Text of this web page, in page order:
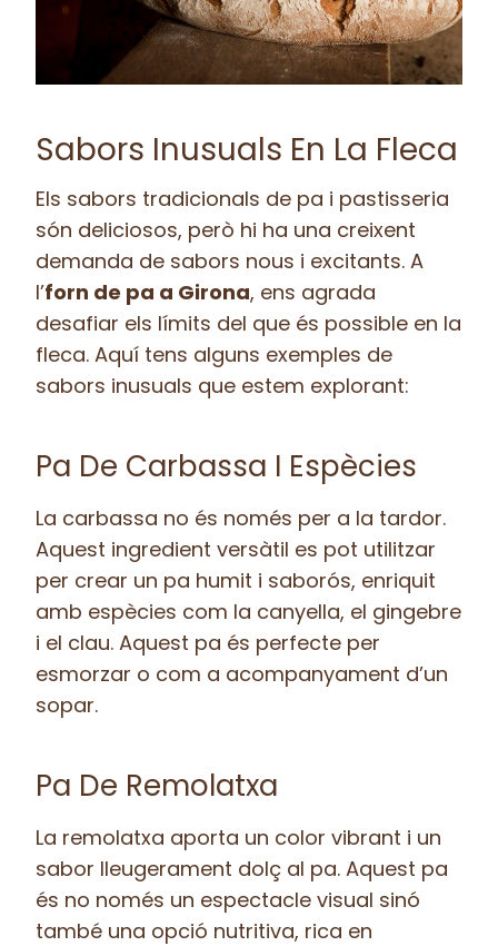
Sabors Inusuals En La Fleca
Els sabors tradicionals de pa i pastisseria
són deliciosos, però hi ha una creixent
demanda de sabors nous i excitants. A
l’forn de pa a Girona, ens agrada
desafiar els límits del que és possible en la
fleca. Aquí tens alguns exemples de
sabors inusuals que estem explorant:
Pa De Carbassa I Espècies
La carbassa no és només per a la tardor.
Aquest ingredient versàtil es pot utilitzar
per crear un pa humit i saborós, enriquit
amb espècies com la canyella, el gingebre
i el clau. Aquest pa és perfecte per
esmorzar o com a acompanyament d’un
sopar.
Pa De Remolatxa
La remolatxa aporta un color vibrant i un
sabor lleugerament dolç al pa. Aquest pa
és no només un espectacle visual sinó
també una opció nutritiva, rica en